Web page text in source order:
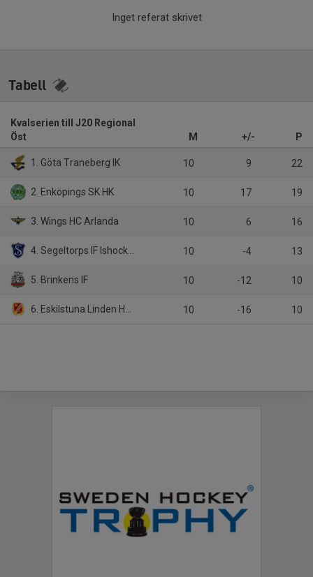
Inget referat skrivet
Tabell
Kvalserien till J20 Regional
Öst
M +/- P
1. Göta Traneberg IK 10 9 22
2. Enköpings SK HK 10 17 19
3. Wings HC Arlanda 10 6 16
4. Segeltorps IF Ishockeyförening 10 -4 13
5. Brinkens IF 10 -12 10
6. Eskilstuna Linden Hockey 10 -16 10